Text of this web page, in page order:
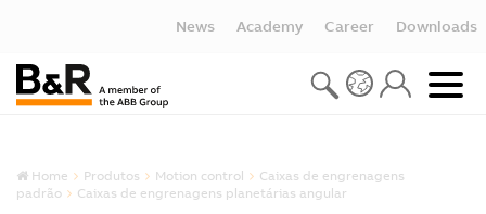
News Academy Career Downloads
Home Produtos Motion control
Caixas de engrenagens
padrão
Caixas de engrenagens planetárias angular